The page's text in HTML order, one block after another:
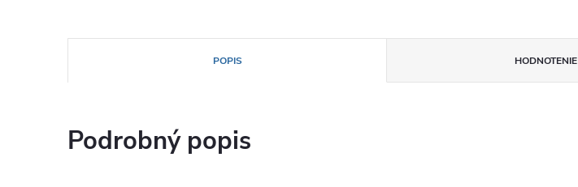
POPIS HODNOTENIE
Podrobný popis